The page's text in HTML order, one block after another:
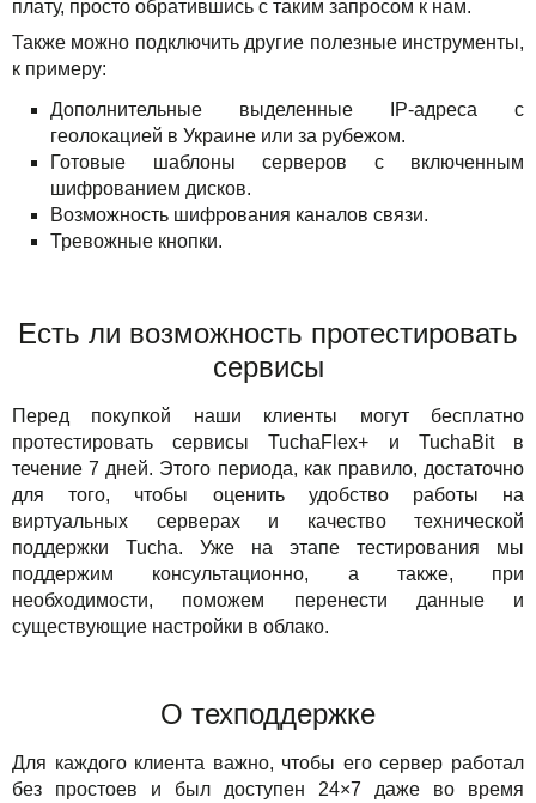
плату, просто обратившись с таким запросом к нам.
Также можно подключить другие полезные инструменты,
к примеру:
Дополнительные выделенные IP-адреса с
геолокацией в Украине или за рубежом.
Готовые шаблоны серверов с включенным
шифрованием дисков.
Возможность шифрования каналов связи.
Тревожные кнопки.
Есть ли возможность протестировать
сервисы
Перед покупкой наши клиенты могут бесплатно
протестировать сервисы TuchaFlex+ и TuchaBit в
течение 7 дней. Этого периода, как правило, достаточно
для того, чтобы оценить удобство работы на
виртуальных серверах и качество технической
поддержки Tucha. Уже на этапе тестирования мы
поддержим консультационно, а также, при
необходимости, поможем перенести данные и
существующие настройки в облако.
О техподдержке
Для каждого клиента важно, чтобы его сервер работал
без простоев и был доступен 24×7 даже во время